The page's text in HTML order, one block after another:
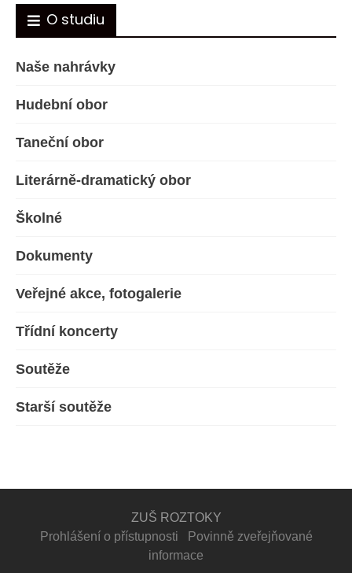
O studiu
Naše nahrávky
Hudební obor
Taneční obor
Literárně-dramatický obor
Školné
Dokumenty
Veřejné akce, fotogalerie
Třídní koncerty
Soutěže
Starší soutěže
ZUŠ ROZTOKY
Prohlášení o přístupnosti
Povinně zveřejňované
informace